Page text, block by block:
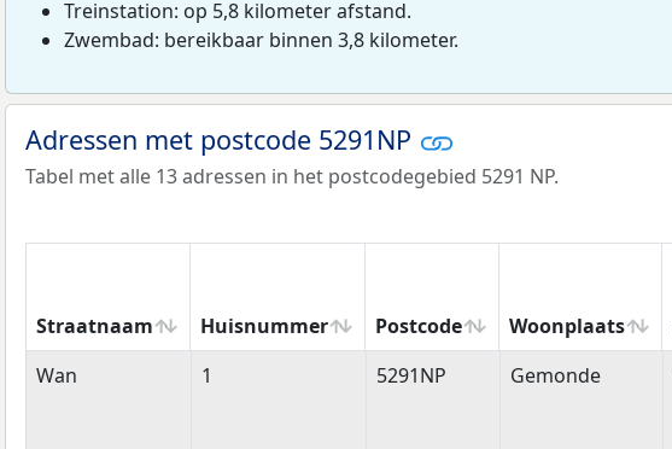
Treinstation: op 5,8 kilometer afstand.
Zwembad: bereikbaar binnen 3,8 kilometer.
Adressen met postcode 5291NP
Tabel met alle 13 adressen in het postcodegebied 5291 NP.
Straatnaam Huisnummer Postcode Woonplaats
Straatnaam
Huisnummer Postcode Woonplaats
Wan 1 5291NP Gemonde